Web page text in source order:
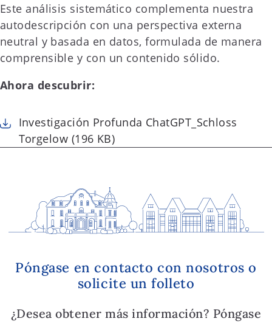
Este análisis sistemático complementa nuestra
autodescripción con una perspectiva externa
neutral y basada en datos, formulada de manera
comprensible y con un contenido sólido.
Ahora descubrir:
Investigación Profunda ChatGPT_Schloss
Torgelow (196 KB)
Póngase en contacto con nosotros o
solicite un folleto
¿Desea obtener más información? Póngase